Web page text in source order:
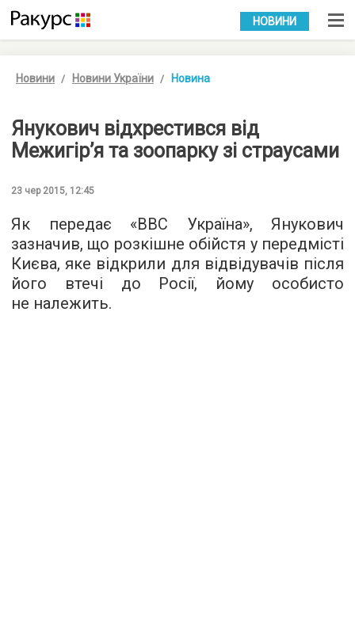
УКР РУС
НОВИНИ
Новини Новини України Новина
Янукович відхрестився від
Межигір’я та зоопарку зі страусами
23 чер 2015, 12:45
Як передає «ВВС Україна», Янукович
зазначив, що розкішне обійстя у передмісті
Києва, яке відкрили для відвідувачів після
його втечі до Росії, йому особисто
не належить.